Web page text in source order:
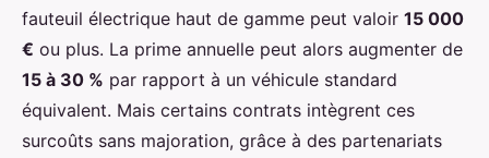
fauteuil électrique haut de gamme peut valoir 15 000
€ ou plus. La prime annuelle peut alors augmenter de
15 à 30 % par rapport à un véhicule standard
équivalent. Mais certains contrats intègrent ces
surcoûts sans majoration, grâce à des partenariats